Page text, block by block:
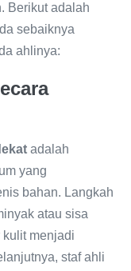
Berikut adalah
sebaiknya
ahlinya:
adalah
yang
bahan. Langkah
atau sisa
kulit menjadi
staf ahli